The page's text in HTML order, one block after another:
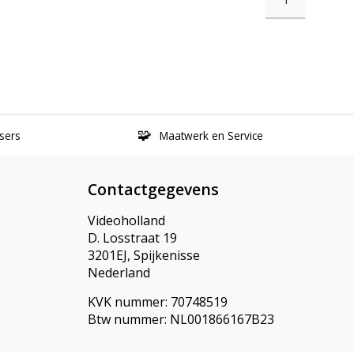
Maatwerk en Service
Contactgegevens
Videoholland
D. Losstraat 19
3201EJ, Spijkenisse
Nederland
KVK nummer: 70748519
Btw nummer: NL001866167B23